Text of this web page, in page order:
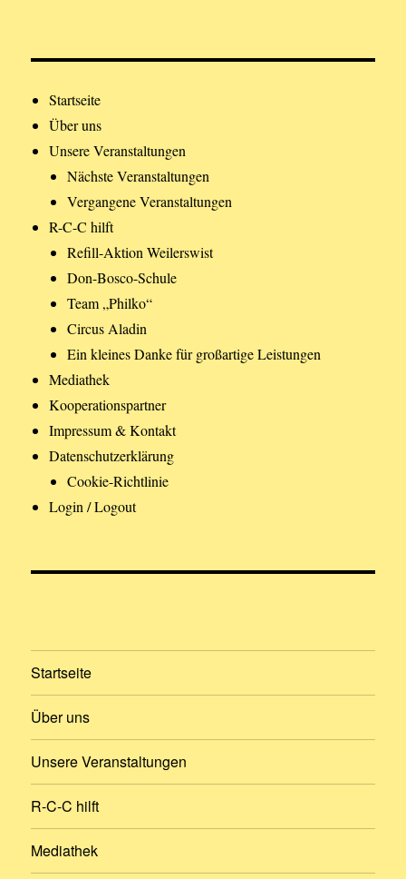
Startseite
Über uns
Unsere Veranstaltungen
Nächste Veranstaltungen
Vergangene Veranstaltungen
R-C-C hilft
Refill-Aktion Weilerswist
Don-Bosco-Schule
Team „Philko“
Circus Aladin
Ein kleines Danke für großartige Leistungen
Mediathek
Kooperationspartner
Impressum & Kontakt
Datenschutzerklärung
Cookie-Richtlinie
Login / Logout
Startseite
Über uns
Unsere Veranstaltungen
R-C-C hilft
Mediathek